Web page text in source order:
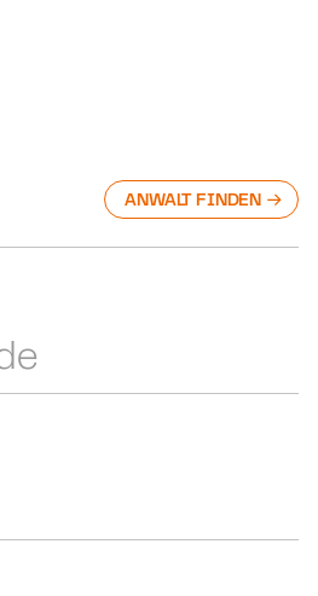
ANWALT FINDEN